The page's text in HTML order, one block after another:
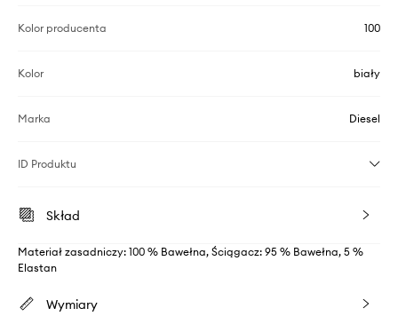
Kolor producenta 100
Kolor biały
Marka Diesel
ID Produktu
Skład
Materiał zasadniczy: 100 % Bawełna, Ściągacz: 95 % Bawełna, 5 %
Elastan
Wymiary